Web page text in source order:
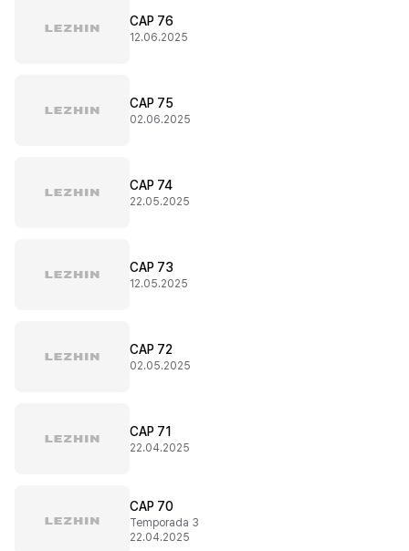
CAP 76
12.06.2025
CAP 75
02.06.2025
CAP 74
22.05.2025
CAP 73
12.05.2025
CAP 72
02.05.2025
CAP 71
22.04.2025
CAP 70
Temporada 3
22.04.2025